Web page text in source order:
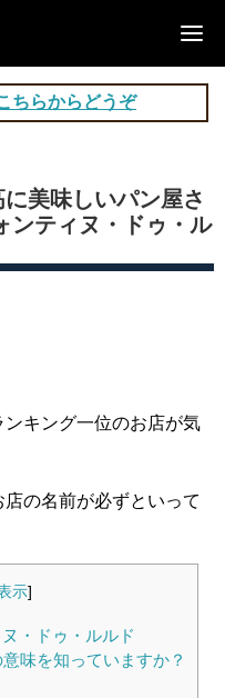
ちらからどうぞ
美味しいパン屋さ
ンティヌ・ドゥ・ル
キング一位のお店が気
の名前が必ずといって
示]
・ドゥ・ルルド
味を知っていますか？